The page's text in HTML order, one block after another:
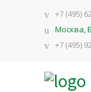
+7 (495)
Москва,
+7 (495)